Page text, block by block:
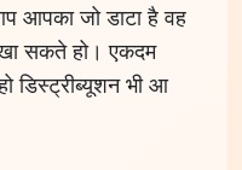
आपका जो डाटा है वह
सकते हो। एकदम
डिस्ट्रीब्यूशन भी आ